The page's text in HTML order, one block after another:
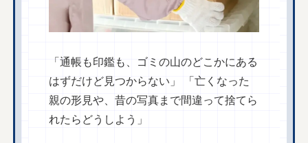
「通帳も印鑑も、ゴミの山のどこかにある
はずだけど見つからない」 「亡くなった
親の形見や、昔の写真まで間違って捨てら
れたらどうしよう」